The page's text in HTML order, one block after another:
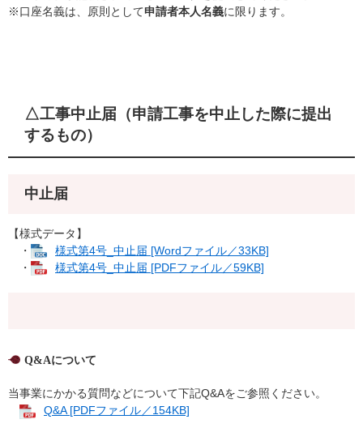
※口座名義は、原則として申請者本人名義に限ります。
△工事中止届（申請工事を中止した際に提出
するもの）​
中止届
【様式データ】
・
様式第4号_中止届 [Wordファイル／33KB]
・
様式第4号_中止届 [PDFファイル／59KB]
Q&Aについて
当事業にかかる質問などについて下記Q&Aをご参照ください。
Q&A [PDFファイル／154KB]